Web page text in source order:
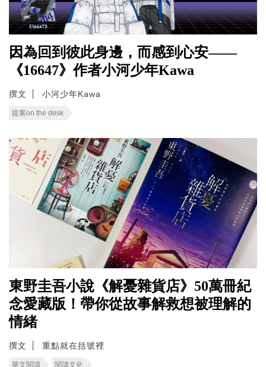
因為回到彼此身邊，而感到心安——
《16647》作者小河少年Kawa
撰文 小河少年Kawa
提案on the desk
東野圭吾小說《解憂雜貨店》50萬冊紀
念愛藏版！帶你從故事解救想被理解的
情緒
撰文 重點就在括號裡
華文閱讀 閱讀文化